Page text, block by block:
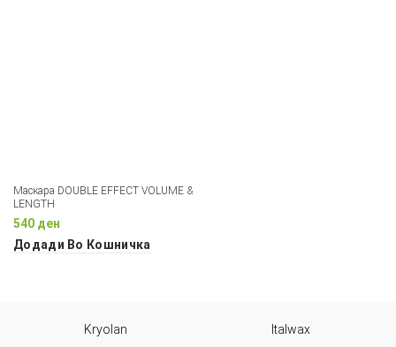
Маскара DOUBLE EFFECT VOLUME &
LENGTH
540 ден
Додади Во Кошничка
Kryolan Italwax